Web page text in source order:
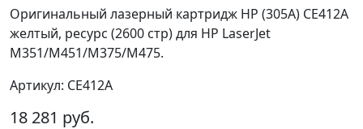
Оригинальный лазерный картридж HP (305A) CE412A
желтый, ресурс (2600 стр) для HP LaserJet
M351/M451/M375/M475.
Артикул: CE412A
18 281 руб.